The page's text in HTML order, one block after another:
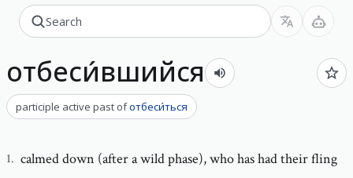
отбеси́вшийся
participle active past ofотбеси́ться
1. calmed down (after a wild phase),who has had their fling